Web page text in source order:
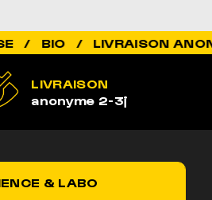
LIVRAISON ANONYME 2-
LIVRAISON
anonyme 2-3j
& LABO